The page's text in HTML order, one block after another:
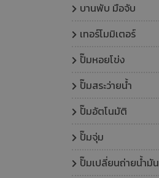
บานพับ มือจับ
เทอร์โมมิเตอร์
ปั๊มหอยโข่ง
ปั๊มสระว่ายน้ำ
ปั๊มอัตโนมัติ
ปั๊มจุ่ม
ปั๊มเปลี่ยนถ่ายน้ำมัน